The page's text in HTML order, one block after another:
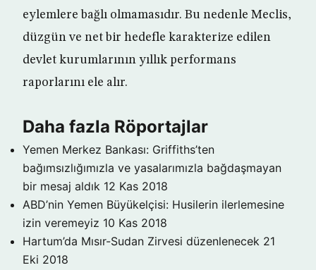
eylemlere bağlı olmamasıdır. Bu nedenle Meclis,
düzgün ve net bir hedefle karakterize edilen
devlet kurumlarının yıllık performans
raporlarını ele alır.
Daha fazla Röportajlar
Yemen Merkez Bankası: Griffiths’ten
bağımsızlığımızla ve yasalarımızla bağdaşmayan
bir mesaj aldık 12 Kas 2018
ABD’nin Yemen Büyükelçisi: Husilerin ilerlemesine
izin veremeyiz 10 Kas 2018
Hartum’da Mısır-Sudan Zirvesi düzenlenecek 21
Eki 2018